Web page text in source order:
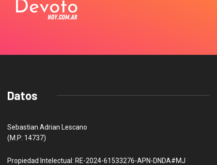
Datos
Sebastian Adrian Lescano
(M.P: 14737)
Propiedad Intelectual: RE-2024-61533276-APN-DNDA#MJ